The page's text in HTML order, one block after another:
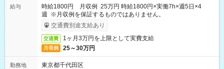
給与
時給1800円 月収例 25万円 時給1800円×実働7h×週5日×4
週 ※月収例を保証するものではありません。
交通費別途支給あり
交通費 1ヶ月3万円を上限として実費支給
月収例 25～30万円
勤務地
東京都千代田区